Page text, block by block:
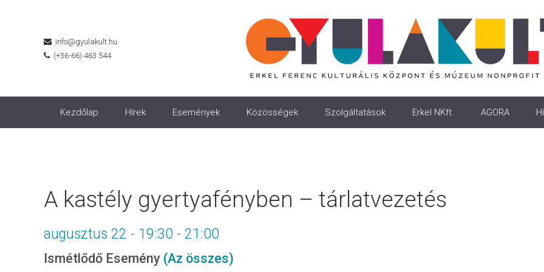
info@gyulakult.hu
(+36-66) 463 544
Kezdőlap Hírek Események Közösségek Szolgáltatások Erkel NKft. AGORA
A kastély gyertyafényben – tárlatvezetés
augusztus 22 - 19:30 - 21:00
Ismétlődő Esemény (Az összes)